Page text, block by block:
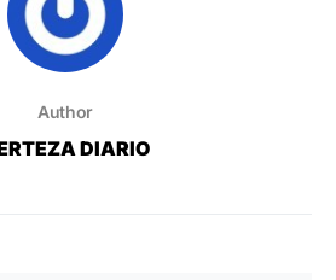
Author
DIARIO